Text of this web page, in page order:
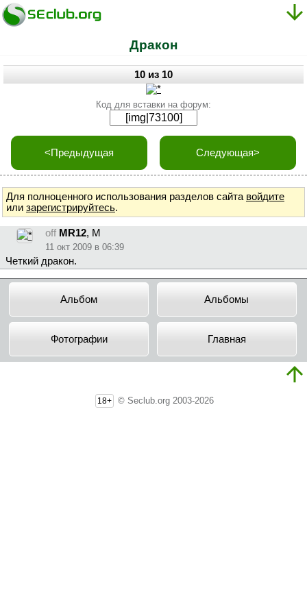
Дракон
10 из 10
Код для вставки на форум:
<Предыдущая Следующая>
Для полноценного использования разделов сайта войдите
или зарегистрируйтесь.
off MR12, М
11 окт 2009 в 06:39
Четкий дракон.
Альбом Альбомы
Фотографии Главная
18+ © Seclub.org 2003-2026